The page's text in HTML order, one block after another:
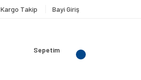
Kargo Takip Bayi Giriş
Sepetim